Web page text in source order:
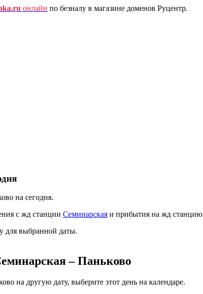
онлайн по безналу в магазине доменов Руцентр.
на сегодня.
с жд станции Семинарская и прибытия на жд станцию
для выбранной даты.
– Паньково
на другую дату, выберите этот день на календаре.